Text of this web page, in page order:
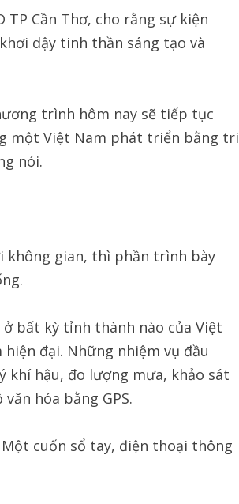
TP Cần Thơ, cho rằng sự kiện
dậy tinh thần sáng tạo và
trình hôm nay sẽ tiếp tục
một Việt Nam phát triển bằng tri
nói.
không gian, thì phần trình bày
ở bất kỳ tỉnh thành nào của Việt
đại. Những nhiệm vụ đầu
khí hậu, đo lượng mưa, khảo sát
hóa bằng GPS.
cuốn sổ tay, điện thoại thông